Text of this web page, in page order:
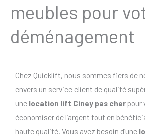
meubles pour
déménagement
Chez Quicklift, nous sommes fiers de
envers un service client de qualité
une location lift Ciney pas cher pour
économiser de l’argent tout en
haute qualité. Vous avez besoin d’une